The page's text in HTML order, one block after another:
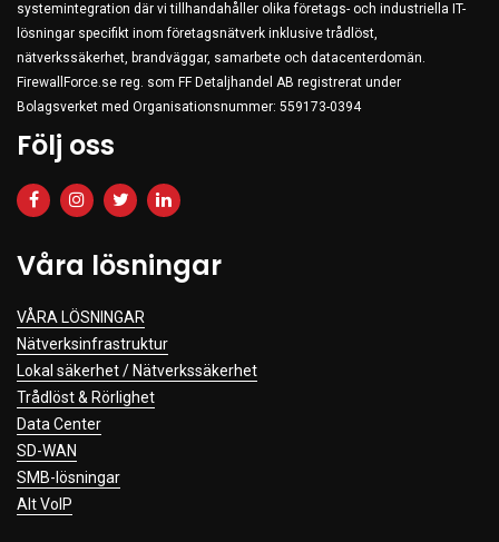
systemintegration där vi tillhandahåller olika företags- och industriella IT-
lösningar specifikt inom företagsnätverk inklusive trådlöst,
nätverkssäkerhet, brandväggar, samarbete och datacenterdomän.
FirewallForce.se reg. som FF Detaljhandel AB registrerat under
Bolagsverket med Organisationsnummer: 559173-0394
Följ oss
Våra lösningar
VÅRA LÖSNINGAR
Nätverksinfrastruktur
Lokal säkerhet / Nätverkssäkerhet
Trådlöst & Rörlighet
Data Center
SD-WAN
SMB-lösningar
Alt VoIP